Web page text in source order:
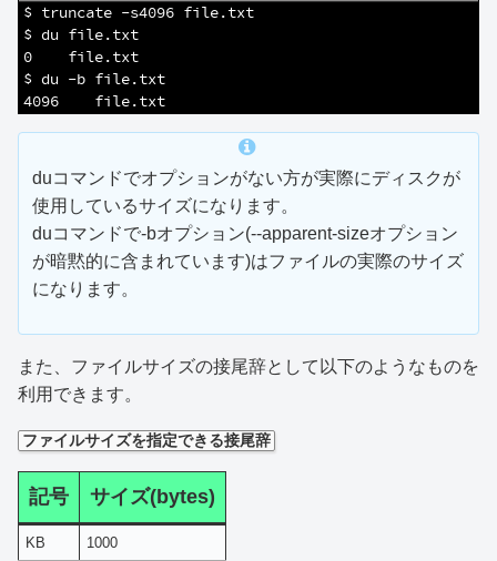
$ truncate -s4096 file.txt
$ du file.txt
0    file.txt
$ du -b file.txt
4096    file.txt
duコマンドでオプションがない方が実際にディスクが
使用しているサイズになります。
duコマンドで-bオプション(--apparent-sizeオプション
が暗黙的に含まれています)はファイルの実際のサイズ
になります。
また、ファイルサイズの接尾辞として以下のようなものを
利用できます。
ファイルサイズを指定できる接尾辞
記号 サイズ(bytes)
KB 1000